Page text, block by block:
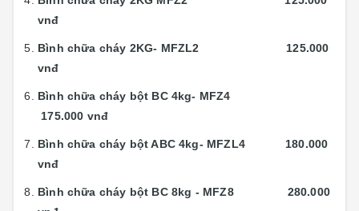
vnđ
Bình chữa cháy 2KG- MFZL2 125.000
vnđ
Bình chữa cháy bột BC 4kg- MFZ4
175.000 vnđ
Bình chữa cháy bột ABC 4kg- MFZL4 180.000
vnđ
Bình chữa cháy bột BC 8kg - MFZ8 280.000